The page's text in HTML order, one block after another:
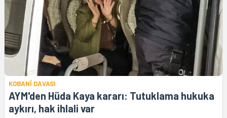
KOBANÎ DAVASI
AYM'den Hüda Kaya kararı: Tutuklama hukuka
aykırı, hak ihlali var